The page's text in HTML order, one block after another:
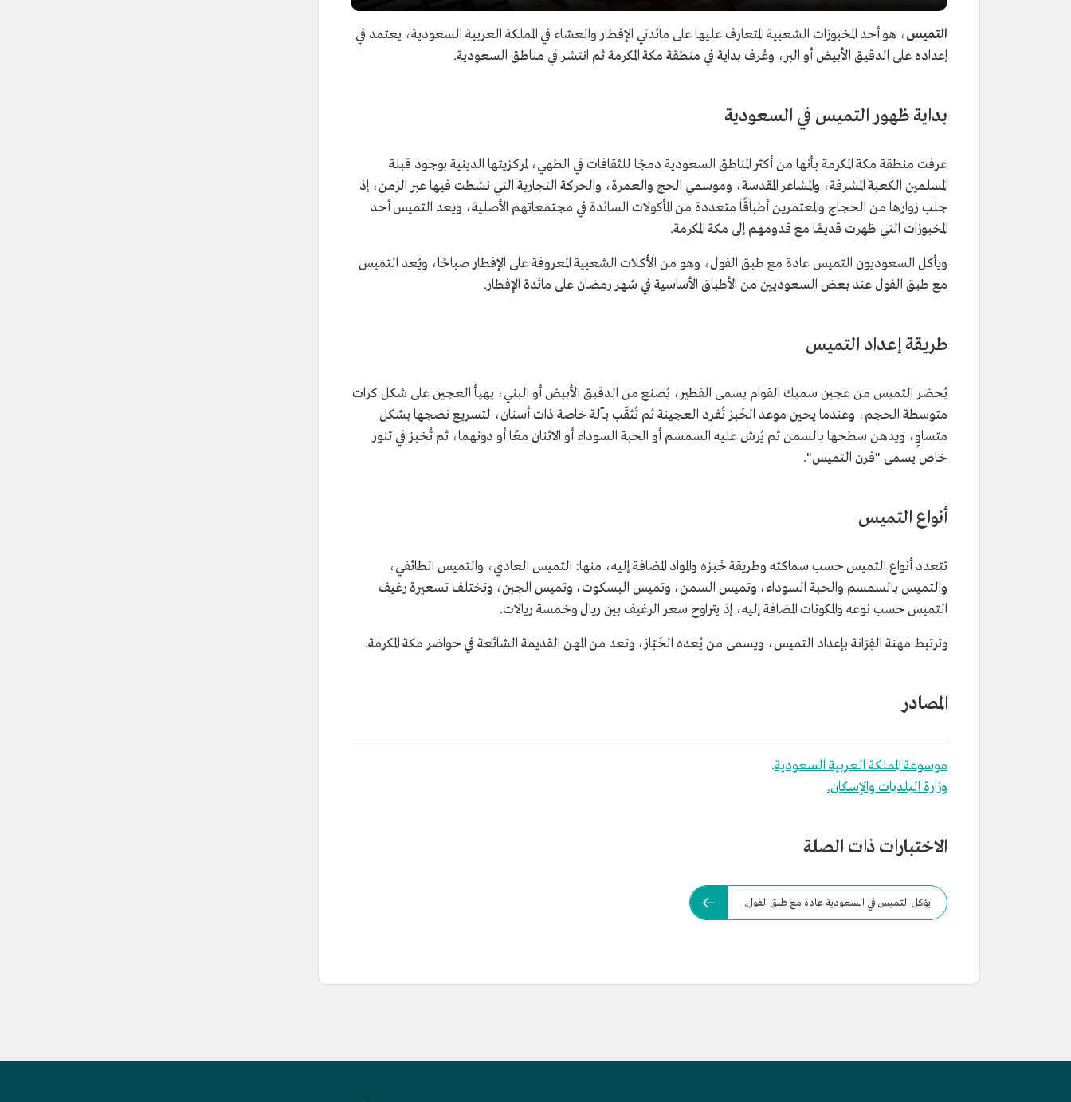
التميس، هو أحد المخبوزات الشعبية المتعارف عليها على مائدتي الإفطار والعشاء في المملكة العربية السعودية، يعتمد في
إعداده على الدقيق الأبيض أو البر، وعُرف بداية في منطقة مكة المكرمة ثم انتشر في مناطق السعودية.
بداية ظهور التميس في السعودية
عرفت منطقة مكة المكرمة بأنها من أكثر المناطق السعودية دمجًا للثقافات في الطهي، لمركزيتها الدينية بوجود قبلة
المسلمين الكعبة المشرفة، والمشاعر المقدسة، وموسمي الحج والعمرة، والحركة التجارية التي نشطت فيها عبر الزمن، إذ
جلب زوارها من الحجاج والمعتمرين أطباقًا متعددة من المأكولات السائدة في مجتمعاتهم الأصلية، ويعد التميس أحد
المخبوزات التي ظهرت قديمًا مع قدومهم إلى مكة المكرمة.
ويأكل السعوديون التميس عادة مع طبق الفول، وهو من الأكلات الشعبية المعروفة على الإفطار صباحًا، ويُعد التميس
مع طبق الفول عند بعض السعوديين من الأطباق الأساسية في شهر رمضان على مائدة الإفطار.
طريقة إعداد التميس
يُحضر التميس من عجين سميك القوام يسمى الفطير، يُصنع من الدقيق الأبيض أو البني، يهيأ العجين على شكل كرات
متوسطة الحجم، وعندما يحين موعد الخَبز تُفرد العجينة ثم تُثقّب بآلة خاصة ذات أسنان، لتسريع نضجها بشكل
متساوٍ، ويدهن سطحها بالسمن ثم يُرش عليه السمسم أو الحبة السوداء أو الاثنان معًا أو دونهما، ثم تُخبز في تنور
خاص يسمى "فرن التميس".
أنواع التميس
تتعدد أنواع التميس حسب سماكته وطريقة خَبزه والمواد المضافة إليه، منها: التميس العادي، والتميس الطائفي،
والتميس بالسمسم والحبة السوداء، وتميس السمن، وتميس البسكوت، وتميس الجبن، وتختلف تسعيرة رغيف
التميس حسب نوعه والمكونات المضافة إليه، إذ يتراوح سعر الرغيف بين ريال وخمسة ريالات.
وترتبط مهنة الفِرَانة بإعداد التميس، ويسمى من يُعده الخَبّاز، وتعد من المهن القديمة الشائعة في حواضر مكة المكرمة.
المصادر
موسوعة المملكة العربية السعودية.
وزارة البلديات والإسكان.
الاختبارات ذات الصلة
يؤكل التميس في السعودية عادة مع طبق الفول.